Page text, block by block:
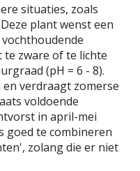
situaties, zoals
plant wenst een
te zware of te lichte
(pH = 6 - 8).
verdraagt zomerse
voldoende
in april-mei
goed te combineren
zolang die er niet